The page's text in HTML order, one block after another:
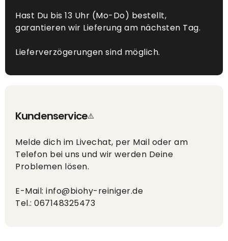
Hast Du bis 13 Uhr (Mo-Do) bestellt,
garantieren wir Lieferung am nächsten Tag.
Lieferverzögerungen sind möglich.
Kundenservice
Melde dich im Livechat, per Mail oder am
Telefon bei uns und wir werden Deine
Problemen lösen.
E-Mail: info@biohy-reiniger.de
Tel.: 067148325473